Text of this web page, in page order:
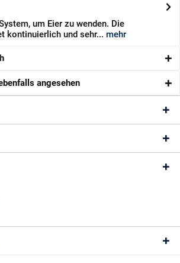
um Eier zu wenden. Die
kontinuierlich und sehr... mehr
angesehen